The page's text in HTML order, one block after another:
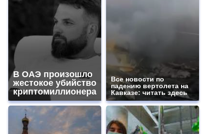
В ОАЭ произошло
жестокое убийство
криптомиллионера
Все новости по
падению вертолета на
Кавказе: читать здесь